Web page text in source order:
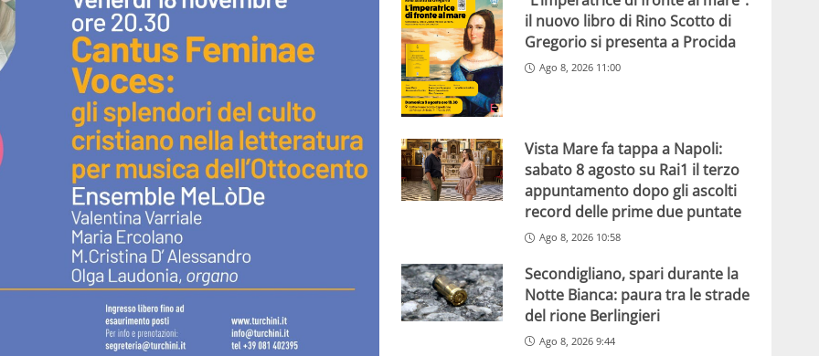
il nuovo libro di Rino Scotto di
Gregorio si presenta a Procida
Ago 8, 2026 11:00
Vista Mare fa tappa a Napoli:
sabato 8 agosto su Rai1 il terzo
appuntamento dopo gli ascolti
record delle prime due puntate
Ago 8, 2026 10:58
Secondigliano, spari durante la
Notte Bianca: paura tra le strade
del rione Berlingieri
Ago 8, 2026 9:44